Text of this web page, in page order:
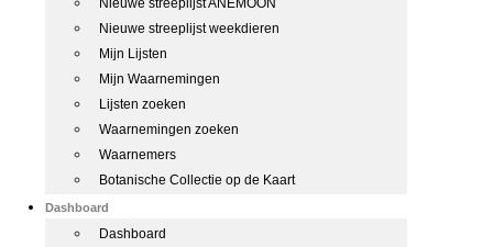
Nieuwe streeplijst ANEMOON
Nieuwe streeplijst weekdieren
Mijn Lijsten
Mijn Waarnemingen
Lijsten zoeken
Waarnemingen zoeken
Waarnemers
Botanische Collectie op de Kaart
Dashboard
Dashboard